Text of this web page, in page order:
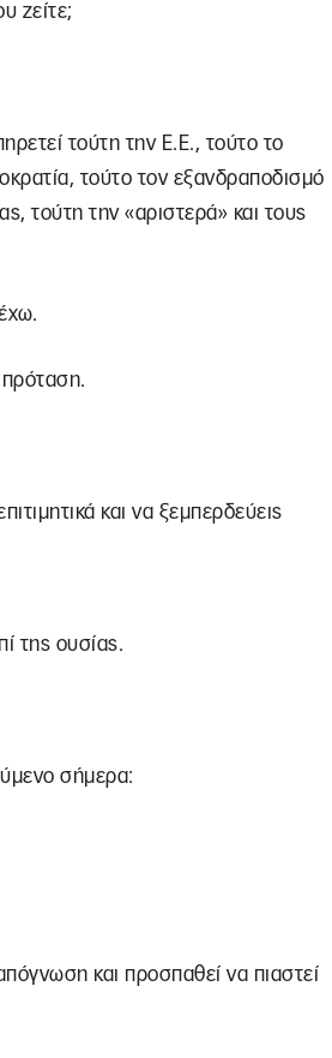
ζείτε;
τούτη την Ε.Ε., τούτο το
τούτο τον εξανδραποδισμό
τούτη την «αριστερά» και τους
πρόταση.
και να ξεμπερδεύεις
της ουσίας.
σήμερα:
και προσπαθεί να πιαστεί